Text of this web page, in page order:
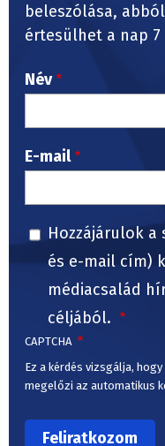
beleszólása,
értesülhet a nap
Név
E-mail
Hozzájárulok a
és e-mail cím)
médiacsalád
céljából.
CAPTCHA
Ez a kérdés vizsgálja,
megelőzi az automatikus